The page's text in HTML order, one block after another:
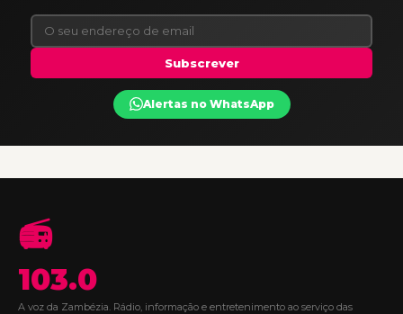
Subscrever
Alertas no WhatsApp
📻
103.0
A voz da Zambézia. Rádio, informação e entretenimento ao serviço das